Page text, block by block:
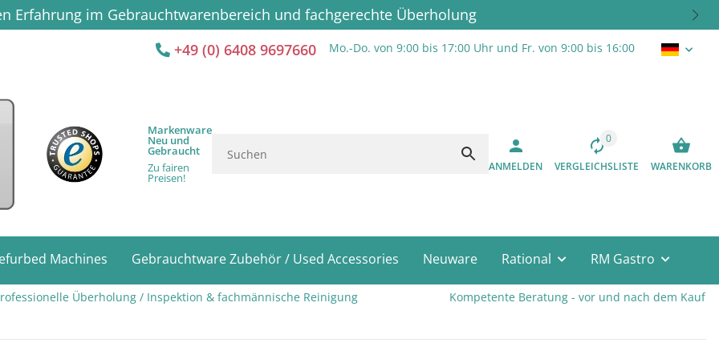
Erfahrung im Gebrauchtwarenbereich und fachgerechte Überholung
+49 (0) 6408 9697660
Mo.-Do. von 9:00 bis 17:00 Uhr und Fr. von 9:00 bis 16:00
Markenware
Neu und
Gebraucht
Zu fairen
Preisen!
ANMELDEN
0
VERGLEICHSLISTE WARENKORB
Machines Gebrauchtware Zubehör / Used Accessories Neuware Rational RM Gastro
Überholung / Inspektion & fachmännische Reinigung Kompetente Beratung - vor und nach dem Kauf